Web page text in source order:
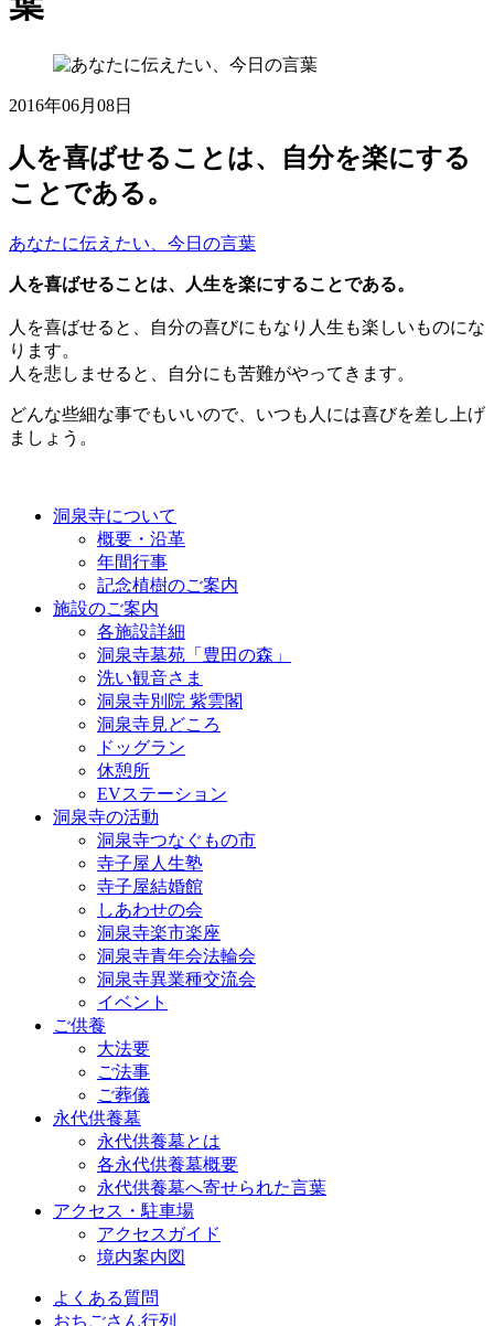
2016年06月08日
人を喜ばせることは、自分を楽にする
ことである。
あなたに伝えたい、今日の言葉
人を喜ばせることは、人生を楽にすることである。
人を喜ばせると、自分の喜びにもなり人生も楽しいものにな
ります。
人を悲しませると、自分にも苦難がやってきます。
どんな些細な事でもいいので、いつも人には喜びを差し上げ
ましょう。
洞泉寺について
概要・沿革
年間行事
記念植樹のご案内
施設のご案内
各施設詳細
洞泉寺墓苑「豊田の森」
洗い観音さま
洞泉寺別院 紫雲閣
洞泉寺見どころ
ドッグラン
休憩所
EVステーション
洞泉寺の活動
洞泉寺つなぐもの市
寺子屋人生塾
寺子屋結婚館
しあわせの会
洞泉寺楽市楽座
洞泉寺青年会法輪会
洞泉寺異業種交流会
イベント
ご供養
大法要
ご法事
ご葬儀
永代供養墓
永代供養墓とは
各永代供養墓概要
永代供養墓へ寄せられた言葉
アクセス・駐車場
アクセスガイド
境内案内図
よくある質問
おちごさん行列